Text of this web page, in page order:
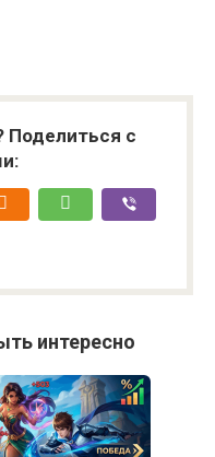
Поделиться с
интересно